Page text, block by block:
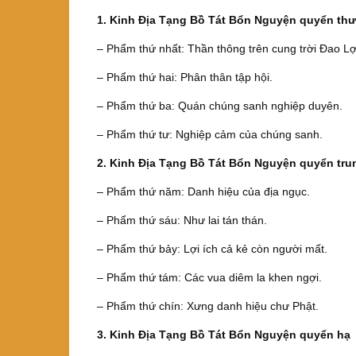
1. Kinh Địa Tạng Bồ Tát Bổn Nguyện quyển
– Phẩm thứ nhất: Thần thông trên cung trời Đao
– Phẩm thứ hai: Phân thân tập hội.
– Phẩm thứ ba: Quán chúng sanh nghiệp duyên.
– Phẩm thứ tư: Nghiệp cảm của chúng sanh.
2. Kinh Địa Tạng Bồ Tát Bổn Nguyện quyển
– Phẩm thứ năm: Danh hiệu của địa ngục.
– Phẩm thứ sáu: Như lai tán thán.
– Phẩm thứ bảy: Lợi ích cả kẻ còn người mất.
– Phẩm thứ tám: Các vua diêm la khen ngợi.
– Phẩm thứ chín: Xưng danh hiệu chư Phật.
3. Kinh Địa Tạng Bồ Tát Bổn Nguyện quyển hạ